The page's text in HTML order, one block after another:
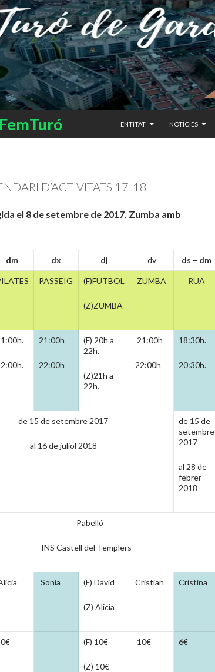
ENTITAT
NOTÍCIES
D’ACTIVITATS 17-18
el 8 de setembre de 2017. Zumba amb
dm dx dj dv ds – dm
PASSEIG (F)FUTBOL
(Z)ZUMBA
ZUMBA RUA
21:00h
22:00h
(F) 20h a
22h.
(Z)21h a
22h.
21:00h
22:00h
18:30h.
20:30h.
de 15 de setembre 2017
al 16 de juliol 2018
de 15 de
setembre
2017
al 28 de
febrer
2018
Pabelló
INS Castell del Templers
Sonia (F) David
(Z) Alicia
Cristian Cristina
(F) 10€
(Z) 10€
10€ 6€